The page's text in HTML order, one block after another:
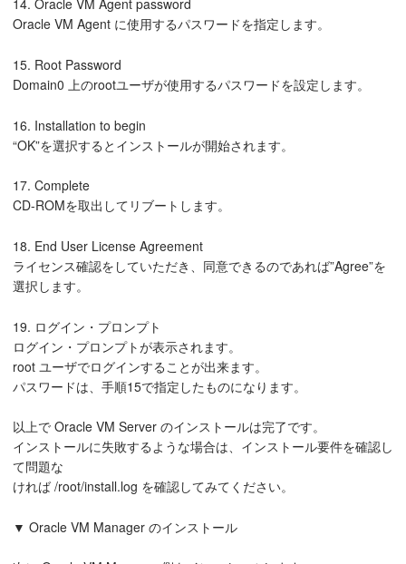
14. Oracle VM Agent password
Oracle VM Agent に使用するパスワードを指定します。
15. Root Password
Domain0 上のrootユーザが使用するパスワードを設定します。
16. Installation to begin
“OK”を選択するとインストールが開始されます。
17. Complete
CD-ROMを取出してリブートします。
18. End User License Agreement
ライセンス確認をしていただき、同意できるのであれば”Agree”を
選択します。
19. ログイン・プロンプト
ログイン・プロンプトが表示されます。
root ユーザでログインすることが出来ます。
パスワードは、手順15で指定したものになります。
以上で Oracle VM Server のインストールは完了です。
インストールに失敗するような場合は、インストール要件を確認し
て問題な
ければ /root/install.log を確認してみてください。
▼ Oracle VM Manager のインストール